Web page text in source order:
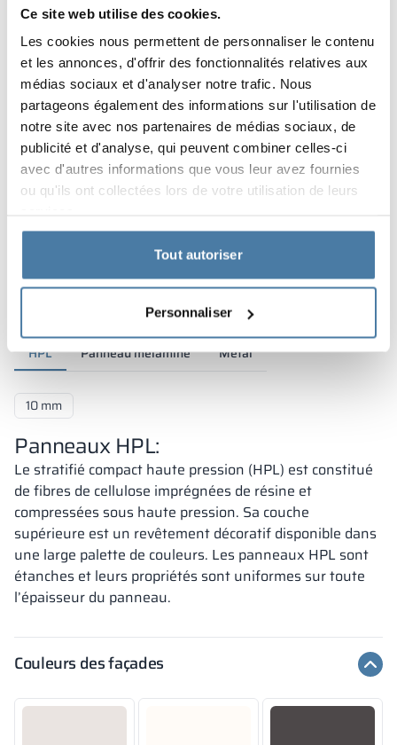
Ce site web utilise des cookies.
Les cookies nous permettent de personnaliser le contenu
et les annonces, d'offrir des fonctionnalités relatives aux
médias sociaux et d'analyser notre trafic. Nous
partageons également des informations sur l'utilisation de
notre site avec nos partenaires de médias sociaux, de
publicité et d'analyse, qui peuvent combiner celles-ci
avec d'autres informations que vous leur avez fournies
ou qu'ils ont collectées lors de votre utilisation de leurs
Tout autoriser
Personnaliser
Matériaux et couleurs
HPL Panneau mélaminé Métal
10 mm
Panneaux HPL:
Le stratifié compact haute pression (HPL) est constitué
de fibres de cellulose imprégnées de résine et
compressées sous haute pression. Sa couche
supérieure est un revêtement décoratif disponible dans
une large palette de couleurs. Les panneaux HPL sont
étanches et leurs propriétés sont uniformes sur toute
l’épaisseur du panneau.
Couleurs des façades